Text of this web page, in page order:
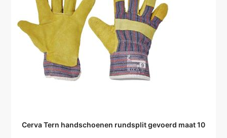
Cerva Tern handschoenen rundsplit gevoerd maat 10